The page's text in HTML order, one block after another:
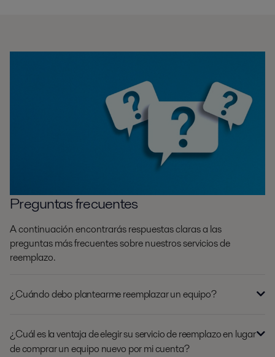
Preguntas frecuentes
A continuación encontrarás respuestas claras a las
preguntas más frecuentes sobre nuestros servicios de
reemplazo.
¿Cuándo debo plantearme reemplazar un equipo?
¿Cuál es la ventaja de elegir su servicio de reemplazo en lugar
de comprar un equipo nuevo por mi cuenta?